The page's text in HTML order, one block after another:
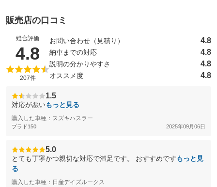
販売店の口コミ
総合評価
4.8 （5点満点中）
207件
お問い合わせ（見積り） 4.8
納車までの対応 4.8
説明の分かりやすさ 4.8
オススメ度 4.8
1.5
対応が悪いもっと見る
購入した車種：スズキハスラー
プラド150 2025年09月06日
5.0
とても丁寧かつ親切な対応で満足です。 おすすめですもっと見
る
購入した車種：日産デイズルークス